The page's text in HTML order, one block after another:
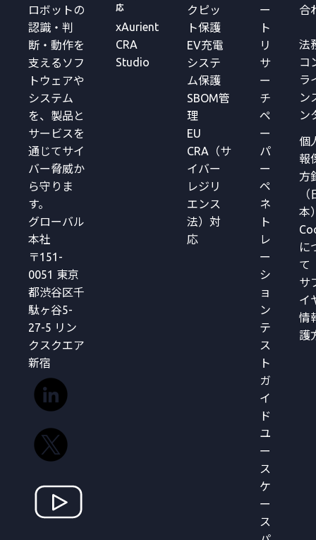
ロボットの
認識・判
断・動作を
支えるソフ
トウェアや
システム
を、製品と
サービスを
通じてサイ
バー脅威か
ら守りま
す。
グローバル
本社
〒151-
0051 東京
都渋谷区千
駄ヶ谷5-
27-5 リン
クスクエア
新宿
応
xAurient
CRA
Studio
クピッ
ト保護
EV充電
システ
ム保護
SBOM管
理
EU
CRA（サ
イバー
レジリ
エンス
法）対
応
ー
ト
リ
サ
ー
チ
ペ
ー
パ
ー
ペ
ネ
ト
レ
ー
シ
ョ
ン
テ
ス
ト
ガ
イ
ド
ユ
ー
ス
ケ
ー
ス
合
法
コ
ラ
ン
ン
個
報
方
（
本
に
て
サ
イ
情
護